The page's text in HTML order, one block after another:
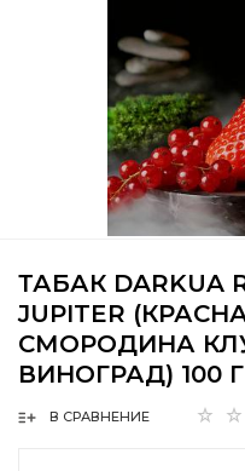
ТАБАК DARKUA
JUPITER
СМОРОДИНА
ВИНОГРАД) 100
В СРАВНЕНИЕ